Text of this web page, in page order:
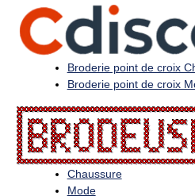
Broderie point de croix
Broderie point de croix
Chaussure
Mode